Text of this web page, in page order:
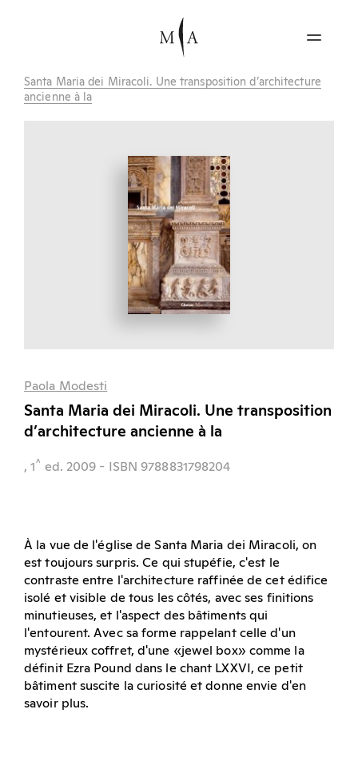
Santa Maria dei Miracoli. Une transposition d’architecture
ancienne à la
Paola Modesti
Santa Maria dei Miracoli. Une transposition
d’architecture ancienne à la
, 1^ ed. 2009 - ISBN 9788831798204
À la vue de l'église de Santa Maria dei Miracoli, on
est toujours surpris. Ce qui stupéfie, c'est le
contraste entre l'architecture raffinée de cet édifice
isolé et visible de tous les côtés, avec ses finitions
minutieuses, et l'aspect des bâtiments qui
l'entourent. Avec sa forme rappelant celle d'un
mystérieux coffret, d'une «jewel box» comme la
définit Ezra Pound dans le chant LXXVI, ce petit
bâtiment suscite la curiosité et donne envie d'en
savoir plus.